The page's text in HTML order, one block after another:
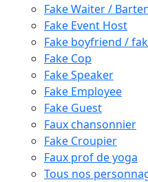
Fake Waiter /
Fake Event Host
Fake boyfriend /
Fake Cop
Fake Speaker
Fake Employee
Fake Guest
Faux chansonnier
Fake Croupier
Faux prof de yoga
Tous nos